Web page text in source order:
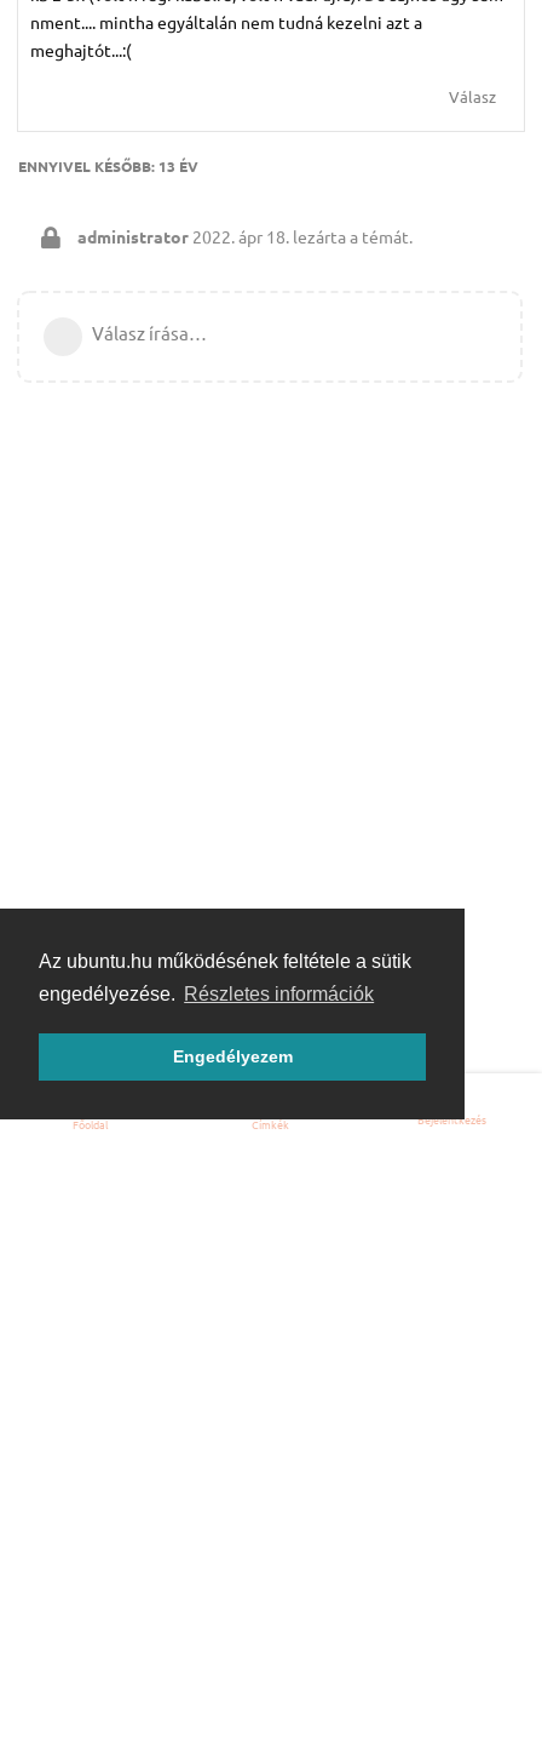
Az ubuntu.hu működésének feltétele a sütik
engedélyezése. Részletes információk
Engedélyezem
nment.... mintha egyáltalán nem tudná kezelni azt a
meghajtót...:(
Válasz
ENNYIVEL KÉSŐBB: 13 ÉV
administrator 2022. ápr 18. lezárta a témát.
Válasz írása…
Főoldal Címkék Bejelentkezés